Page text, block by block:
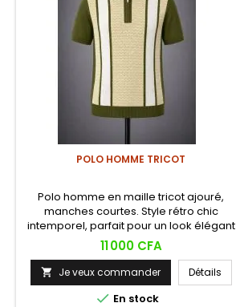
POLO HOMME TRICOT
Polo homme en maille tricot ajouré,
manches courtes. Style rétro chic
intemporel, parfait pour un look élégant
et décontracté.
Prix
11 000 CFA
 Je veux commander Détails
 En stock